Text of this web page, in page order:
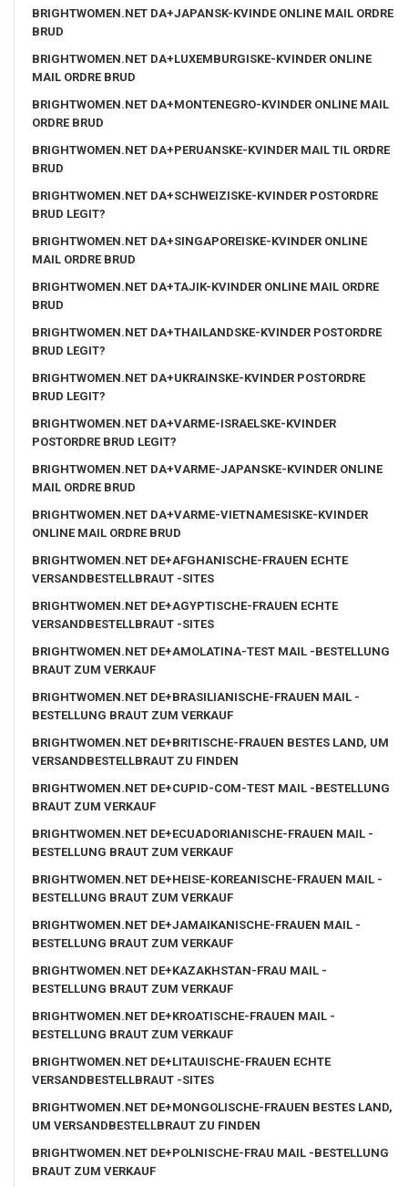
BRIGHTWOMEN.NET DA+JAPANSK-KVINDE ONLINE MAIL ORDRE
BRUD
BRIGHTWOMEN.NET DA+LUXEMBURGISKE-KVINDER ONLINE
MAIL ORDRE BRUD
BRIGHTWOMEN.NET DA+MONTENEGRO-KVINDER ONLINE MAIL
ORDRE BRUD
BRIGHTWOMEN.NET DA+PERUANSKE-KVINDER MAIL TIL ORDRE
BRUD
BRIGHTWOMEN.NET DA+SCHWEIZISKE-KVINDER POSTORDRE
BRUD LEGIT?
BRIGHTWOMEN.NET DA+SINGAPOREISKE-KVINDER ONLINE
MAIL ORDRE BRUD
BRIGHTWOMEN.NET DA+TAJIK-KVINDER ONLINE MAIL ORDRE
BRUD
BRIGHTWOMEN.NET DA+THAILANDSKE-KVINDER POSTORDRE
BRUD LEGIT?
BRIGHTWOMEN.NET DA+UKRAINSKE-KVINDER POSTORDRE
BRUD LEGIT?
BRIGHTWOMEN.NET DA+VARME-ISRAELSKE-KVINDER
POSTORDRE BRUD LEGIT?
BRIGHTWOMEN.NET DA+VARME-JAPANSKE-KVINDER ONLINE
MAIL ORDRE BRUD
BRIGHTWOMEN.NET DA+VARME-VIETNAMESISKE-KVINDER
ONLINE MAIL ORDRE BRUD
BRIGHTWOMEN.NET DE+AFGHANISCHE-FRAUEN ECHTE
VERSANDBESTELLBRAUT -SITES
BRIGHTWOMEN.NET DE+AGYPTISCHE-FRAUEN ECHTE
VERSANDBESTELLBRAUT -SITES
BRIGHTWOMEN.NET DE+AMOLATINA-TEST MAIL -BESTELLUNG
BRAUT ZUM VERKAUF
BRIGHTWOMEN.NET DE+BRASILIANISCHE-FRAUEN MAIL -
BESTELLUNG BRAUT ZUM VERKAUF
BRIGHTWOMEN.NET DE+BRITISCHE-FRAUEN BESTES LAND, UM
VERSANDBESTELLBRAUT ZU FINDEN
BRIGHTWOMEN.NET DE+CUPID-COM-TEST MAIL -BESTELLUNG
BRAUT ZUM VERKAUF
BRIGHTWOMEN.NET DE+ECUADORIANISCHE-FRAUEN MAIL -
BESTELLUNG BRAUT ZUM VERKAUF
BRIGHTWOMEN.NET DE+HEISE-KOREANISCHE-FRAUEN MAIL -
BESTELLUNG BRAUT ZUM VERKAUF
BRIGHTWOMEN.NET DE+JAMAIKANISCHE-FRAUEN MAIL -
BESTELLUNG BRAUT ZUM VERKAUF
BRIGHTWOMEN.NET DE+KAZAKHSTAN-FRAU MAIL -
BESTELLUNG BRAUT ZUM VERKAUF
BRIGHTWOMEN.NET DE+KROATISCHE-FRAUEN MAIL -
BESTELLUNG BRAUT ZUM VERKAUF
BRIGHTWOMEN.NET DE+LITAUISCHE-FRAUEN ECHTE
VERSANDBESTELLBRAUT -SITES
BRIGHTWOMEN.NET DE+MONGOLISCHE-FRAUEN BESTES LAND,
UM VERSANDBESTELLBRAUT ZU FINDEN
BRIGHTWOMEN.NET DE+POLNISCHE-FRAU MAIL -BESTELLUNG
BRAUT ZUM VERKAUF